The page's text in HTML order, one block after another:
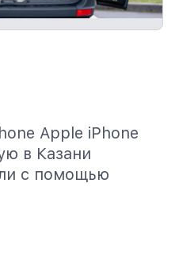
Apple iPhone
в Казани
с помощью